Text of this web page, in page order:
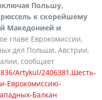
Польшу,
к скорейшему
Македонией и
главе Еврокомиссии,
дел Польши, Австрии,
сообщает
Artykul/2406381,Шесть-
Еврокомиссию-
Балкан